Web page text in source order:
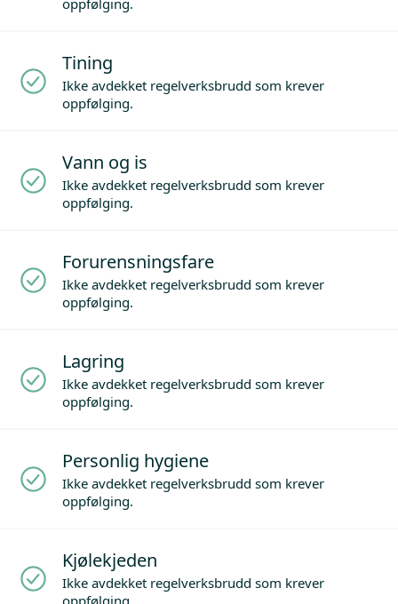
oppfølging.
Tining
Ikke avdekket regelverksbrudd som krever
oppfølging.
Vann og is
Ikke avdekket regelverksbrudd som krever
oppfølging.
Forurensningsfare
Ikke avdekket regelverksbrudd som krever
oppfølging.
Lagring
Ikke avdekket regelverksbrudd som krever
oppfølging.
Personlig hygiene
Ikke avdekket regelverksbrudd som krever
oppfølging.
Kjølekjeden
Ikke avdekket regelverksbrudd som krever